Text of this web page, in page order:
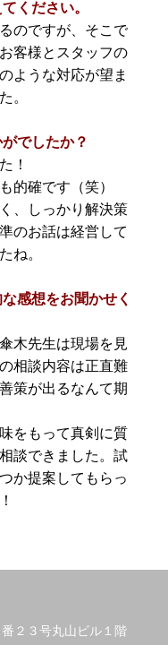
ください。
のですが、そこで
客様とスタッフの
ような対応が望ま
。
でしたか？
！
的確です（笑）
、しっかり解決策
のお話は経営して
ね。
感想をお聞かせく
木先生は現場を見
相談内容は正直難
策が出るなんて期
をもって真剣に質
談できました。試
か提案してもらっ
２３号丸山ビル１階